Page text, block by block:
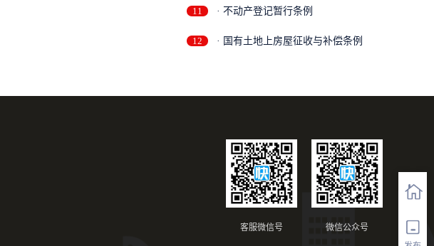
11 · 不动产登记暂行条例
12 · 国有土地上房屋征收与补偿条例
微信公众号
客服微信号